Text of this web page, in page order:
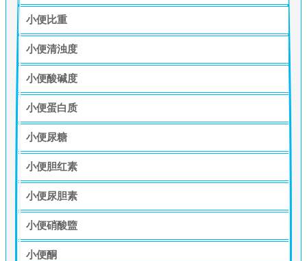
小便比重
小便清浊度
小便酸碱度
小便蛋白质
小便尿糖
小便胆红素
小便尿胆素
小便硝酸盬
小便酮